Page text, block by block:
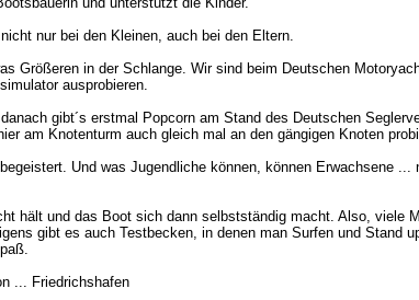
nur bei den Kleinen, auch bei den Eltern.
Größeren in der Schlange. Wir sind beim Deutschen
ausprobieren.
gibt´s erstmal Popcorn am Stand des Deutschen
am Knotenturm auch gleich mal an den gängigen Knoten
Und was Jugendliche können, können Erwachsene ...
hält und das Boot sich dann selbstständig macht. Also, viele
gibt es auch Testbecken, in denen man Surfen und Stand
... Friedrichshafen